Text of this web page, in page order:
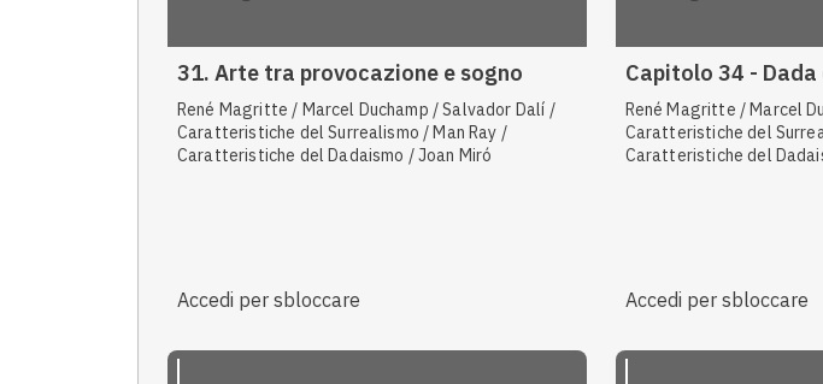
31. Arte tra provocazione e sogno
René Magritte / Marcel Duchamp / Salvador Dalí /
Caratteristiche del Surrealismo / Man Ray /
Caratteristiche del Dadaismo / Joan Miró
Accedi per sbloccare
Capitolo 34 - Dada
René Magritte / Marcel
Caratteristiche del
Caratteristiche del
Accedi per sbloccare